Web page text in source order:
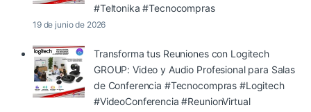
#Teltonika #Tecnocompras
19 de junio de 2026
Transforma tus Reuniones con Logitech
GROUP: Video y Audio Profesional para Salas
de Conferencia #Tecnocompras #Logitech
#VideoConferencia #ReunionVirtual